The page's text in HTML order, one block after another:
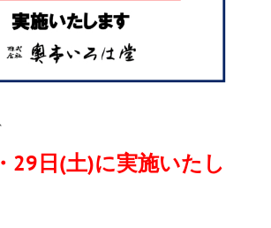
29日(土)に実施いたし